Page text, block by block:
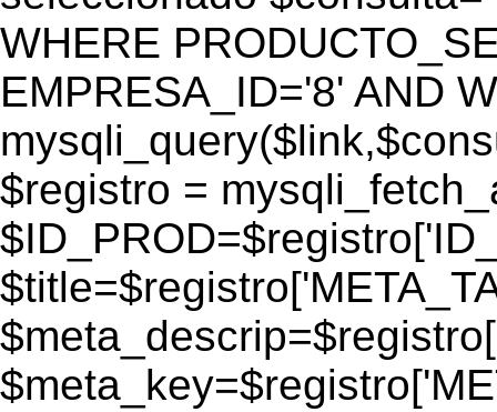
WHERE
EMPRESA_ID='8' AND
$registro =